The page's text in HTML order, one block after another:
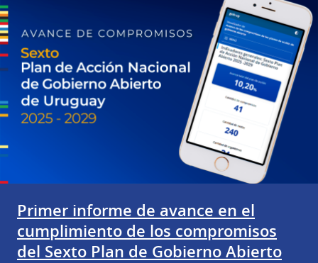
Primer informe de avance en el
cumplimiento de los compromisos
del Sexto Plan de Gobierno Abierto